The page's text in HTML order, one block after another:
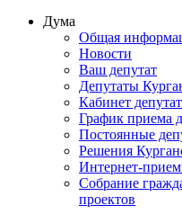
Дума
Общая
Новости
Ваш депутат
Депутаты
Кабинет
График приема
Постоянные
Решения
Интернет-
Собрание
проектов